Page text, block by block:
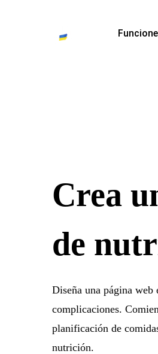
Crea
de
Diseña una página
complicaciones.
planificación de
nutrición.